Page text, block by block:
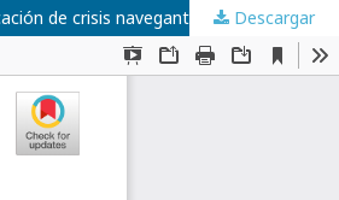
de crisis navegante Descargar